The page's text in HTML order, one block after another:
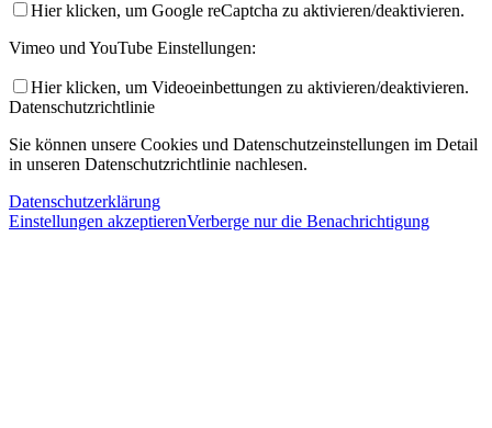
Hier klicken, um Google reCaptcha zu aktivieren/deaktivieren.
Vimeo und YouTube Einstellungen:
Hier klicken, um Videoeinbettungen zu aktivieren/deaktivieren.
Datenschutzrichtlinie
Sie können unsere Cookies und Datenschutzeinstellungen im Detail
in unseren Datenschutzrichtlinie nachlesen.
Datenschutzerklärung
Einstellungen akzeptierenVerberge nur die Benachrichtigung